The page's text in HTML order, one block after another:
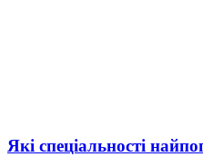
Які спеціальності